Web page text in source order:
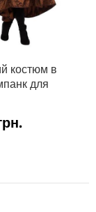
костюм в
для